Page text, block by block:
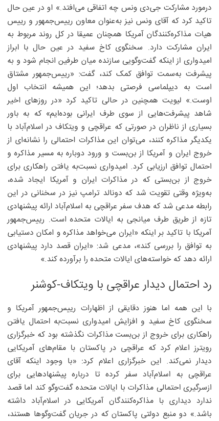
درمورد مشارکت جی‌دی ونس چه اتفاقی می‌افتد.» او در عین حال
تاکید کرد که آقای ونس نیز به‌عنوان معاون رییس‌جمهور و رییس
هیات مذاکره‌کنندگان آمریکا همچنان عمیقا در کل روند مربوط به
ایران مشارکت دارد. سخنگوی کاخ سفید در عین حال با ابراز
امیدواری از اینکه گفت‌وگویی سازنده میان طرفین انجام شود و به
پیشرفت به‌سمت توافق کمک کند، گفت: «رییس‌جمهور مشتاق
است به دیپلماسی فرصتی بدهد؛ این همیشه انتخاب اول
اوست.» لیویت همچنین در حالی تاکید کرد «در روزهای اخیر
شاهد پیشرفت‌هایی از سوی طرف ایرانی بوده‌ایم» که به باور
بسیاری از ناظران در صورتی که عراقچی و ویتکاف در اسلام‌آباد با
یکدیگر مذاکره کنند، می‌توان این مذاکرات احتمالی را نشانه‌ای از
خروج ایران و آمریکا از بن‌بست و ورود دوباره به مسیر مذاکره و
احتمال توافق ارزیابی کرد. امیدواری نسبت‌به یافتن راهکاری برای
خروج از بن‌بستی که در مذاکرات ایران و آمریکا ایجاد شده،
به‌ویژه وقتی تقویت شد که دونالد ترامپ نیز در سخنانی در این
رابطه مدعی شد که هدف سفر عراقچی به اسلام‌آباد ارائه پیشنهادی
تازه از طریق طرف میانجی به ایالات متحده است. رییس‌جمهور
آمریکا با تاکید بر اینکه «ایران می‌خواهد مذاکره و امکان دستیابی
به توافق را بررسی کند»، مدعی شد: «ایران قصد دارد پیشنهادی
ارائه دهد که خواسته‌های ایالات متحده را برآورده کند.»
رد احتمال دیدار عراقچی با ویتکاف-کوشنر
با این همه اما هنوز دقایقی از اظهارات رییس‌جمهور آمریکا و
سخنگوی کاخ سفید و افزایش امیدواری نسبت‌به احتمال یافتن
راهکاری برای خروج از بن‌بست مذاکرات نگذشته بود که خبرگزاری
رویترز اعلام کرد که عراقچی در پاکستان با مقام‌های آمریکایی
دیدار نمی‌کند. این خبرگزاری اعلام کرد: «با وجود اینکه آقای
عراقچی به اسلام‌آباد سفر کرده تا درباره پیشنهادهایی برای
ازسرگیری احتمالی مذاکرات با ایالات متحده گفت‌وگو کند اما قصد
ندارد دیداری با مذاکره‌کنندگان آمریکایی در اسلام‌آباد داشته
باشد.» دو منبع دولتی پاکستان که در جریان گفت‌وگوها هستند،